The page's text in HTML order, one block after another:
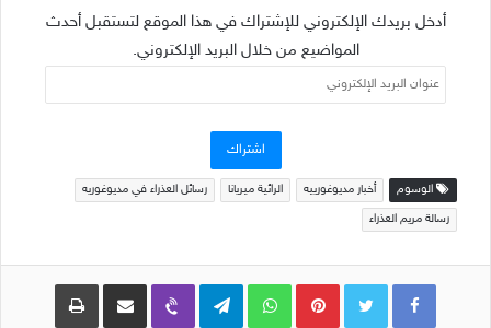
أدخل بريدك الإلكتروني للإشتراك في هذا الموقع لتستقبل أحدث
المواضيع من خلال البريد الإلكتروني.
عنوان
البريد
اشتراك
الوسوم أخبار مديوغورييه الرائية ميريانا رسائل العذراء في مديوغوريه
رسالة مريم العذراء
Pinterest
WhatsApp
Telegram
Viber مشاركة عبر البريد طباعة